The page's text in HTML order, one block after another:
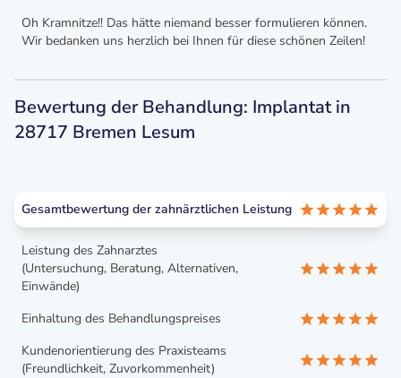
Oh Kramnitze!! Das hätte niemand besser formulieren können.
Wir bedanken uns herzlich bei Ihnen für diese schönen Zeilen!
Bewertung der Behandlung: Implantat in
28717 Bremen Lesum
Gesamtbewertung der zahnärztlichen Leistung
Leistung des Zahnarztes
(Untersuchung, Beratung, Alternativen,
Einwände)
Einhaltung des Behandlungspreises
Kundenorientierung des Praxisteams
(Freundlichkeit, Zuvorkommenheit)